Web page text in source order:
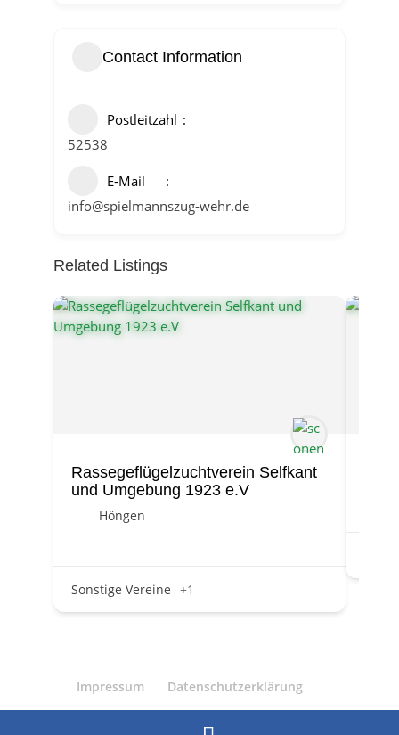
Contact Information
Postleitzahl
52538
E-Mail
info@spielmannszug-wehr.de
Related Listings
Rassegeflügelzuchtverein Selfkant
und Umgebung 1923 e.V
Höngen
Sonstige Vereine +1
Impressum Datenschutzerklärung